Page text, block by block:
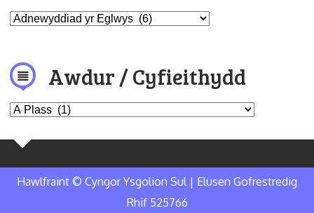
Awdur / Cyfieithydd
Hawlfraint © Cyngor Ysgolion Sul | Elusen Gofrestredig
Rhif 525766